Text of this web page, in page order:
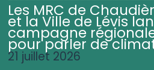
Les MRC de
et la Ville de Lévis
campagne
pour parler de
21 juillet 2026